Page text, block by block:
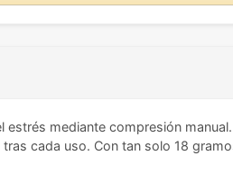
mediante compresión
cada uso. Con tan solo 18